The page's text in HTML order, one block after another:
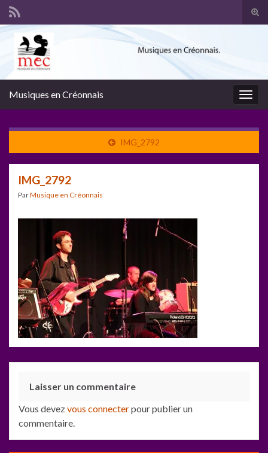
Musiques en Créonnais
IMG_2792
IMG_2792
ParMusique en Créonnais
Laisser un commentaire
Vous devezvous connecterpour publier un
commentaire.